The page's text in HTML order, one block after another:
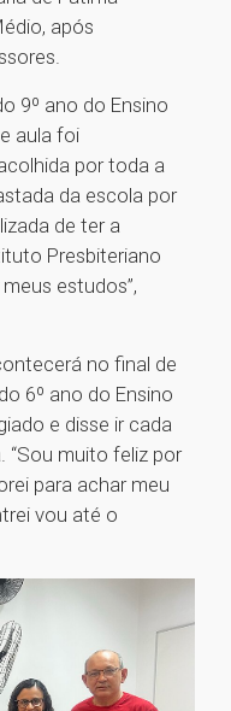
após
9º ano do Ensino
aula foi
por toda a
da escola por
de ter a
Presbiteriano
estudos”,
no final de
6º ano do Ensino
e disse ir cada
“Sou muito feliz por
para achar meu
vou até o